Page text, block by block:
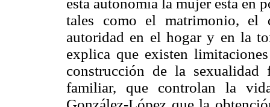
tales como el matrimonio,
autoridad en el hogar y en la
explica que existen
construcción de la
familiar, que controlan la